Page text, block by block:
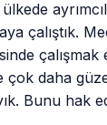
ülkede
çalıştık.
çok daha
Bunu hak